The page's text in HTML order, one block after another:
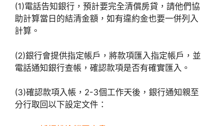
(1)電話告知銀行，預計要完全清償房貸，請他們協
助計算當日的結清金額，如有違約金也要一併列入
計算。
(2)銀行會提供指定帳戶，將款項匯入指定帳戶，並
電話通知銀行查帳，確認款項是否有確實匯入。
(3)確認款項入帳，2-3個工作天後，銀行通知親至
分行取回以下設定文件：